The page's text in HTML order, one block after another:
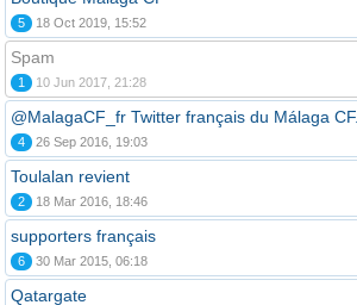
5 18 Oct 2019, 15:52
Spam
1 10 Jun 2017, 21:28
@MalagaCF_fr Twitter français du Málaga CF.
4 26 Sep 2016, 19:03
Toulalan revient
2 18 Mar 2016, 18:46
supporters français
6 30 Mar 2015, 06:18
Qatargate